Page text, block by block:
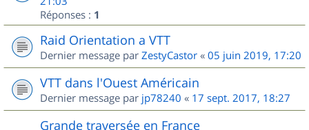
Réponses : 1
Raid Orientation a VTT
Dernier message par ZestyCastor « 05 juin 2019, 17:20
VTT dans l'Ouest Américain
Dernier message par jp78240 « 17 sept. 2017, 18:27
Grande traversée en France